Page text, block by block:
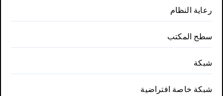
رعاية النظام
سطح المكتب
شبكة
شبكة خاصة افتراضية